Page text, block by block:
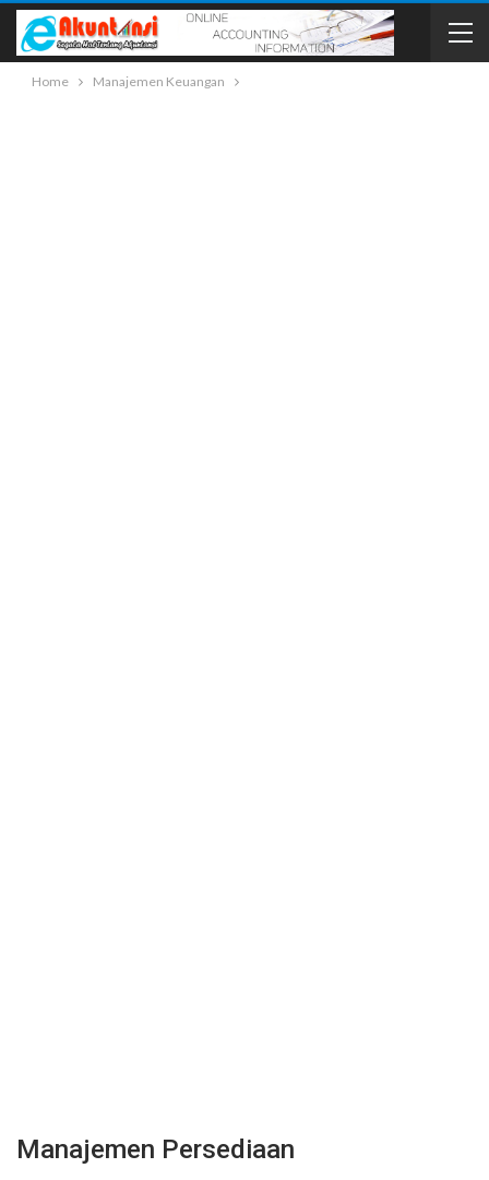
Home Manajemen Keuangan
Manajemen Persediaan